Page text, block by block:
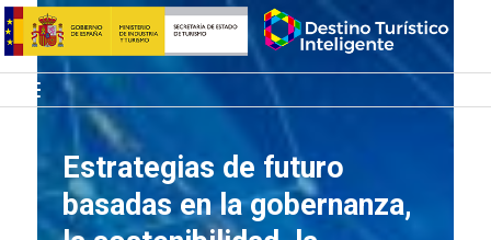
Saltar
al
contenido
Inicio
Menú
Estrategias de futuro
basadas en la gobernanza,